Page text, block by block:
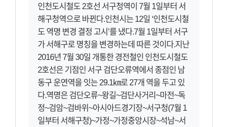
인천도시철도 2호선 서구청역이 7월 1일부터 서
해구청역으로 바뀐다.인천시는 12일 ‘인천도시철
도 역명 변경 결정 고시’를 냈다.7월 1일부터 서구
가 서해구로 명칭을 변경하는데 따른 것이다.지난
2016년 7월 30일 개통한 경전철인 인천도시철도
2호선은 기점인 서구 검단오류역에서 종점인 남
동구 운연역을 잇는 29.1㎞로 27개 역을 두고 있
다.역명은 검단오류~왕길~검단사거리~마전~독
정~검암~검바위~아시아드경기장~서구청(7월 1
일부터 서해구청)~가정~가정중앙시장~석남~서